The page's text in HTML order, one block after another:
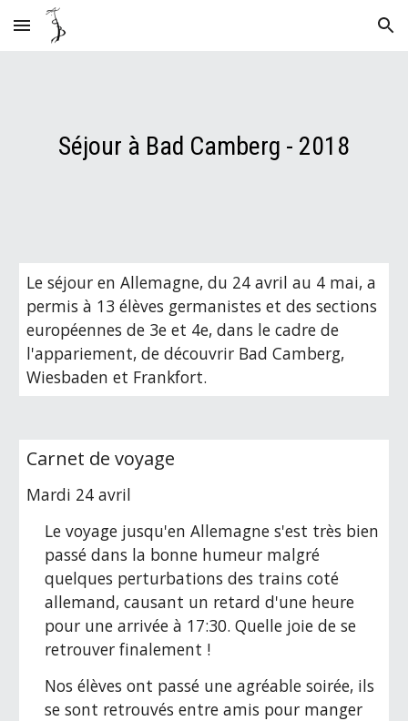
Skip to main content Skip to navigation
Séjour à Bad Camberg - 2018
Le séjour en Allemagne, du 24 avril au 4 mai, a
permis à 13 élèves germanistes et des sections
européennes de 3e et 4e, dans le cadre de
l'appariement, de découvrir Bad Camberg,
Wiesbaden et Frankfort.
Carnet de voyage
Mardi 24 avril
Le voyage jusqu'en Allemagne s'est très bien
passé dans la bonne humeur malgré
quelques perturbations des trains coté
allemand, causant un retard d'une heure
pour une arrivée à 17:30. Quelle joie de se
retrouver finalement !
Nos élèves ont passé une agréable soirée, ils
se sont retrouvés entre amis pour manger